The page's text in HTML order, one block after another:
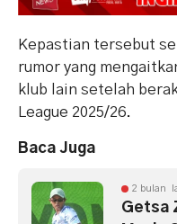
Kepastian tersebut
rumor yang
klub lain setelah
League 2025/26.
Baca Juga
2 bulan
Getsa